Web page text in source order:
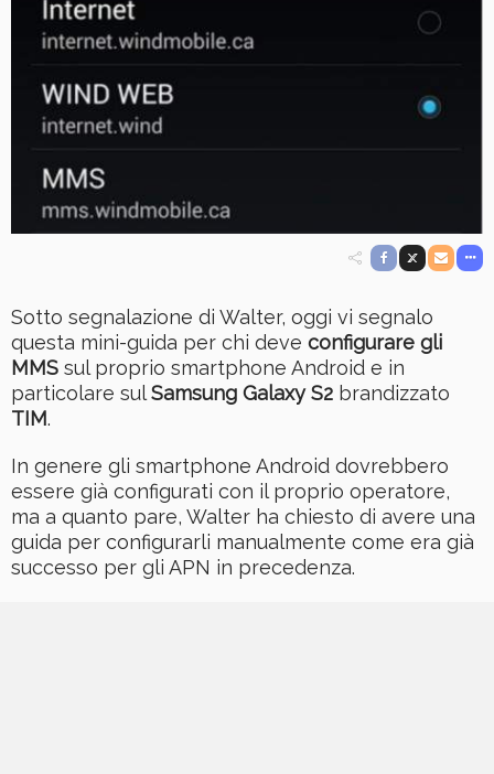
Sotto segnalazione di Walter, oggi vi segnalo
questa mini-guida per chi deve configurare gli
MMS sul proprio smartphone Android e in
particolare sulSamsung Galaxy S2 brandizzato
TIM.
In genere gli smartphone Android dovrebbero
essere già configurati con il proprio operatore,
ma a quanto pare, Walter ha chiesto di avere una
guida per configurarli manualmente come era già
successo per gli APN in precedenza.